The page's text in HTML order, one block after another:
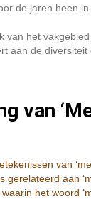
de jaren heen
van het
aan de diversiteit
van
van
aan
het woord